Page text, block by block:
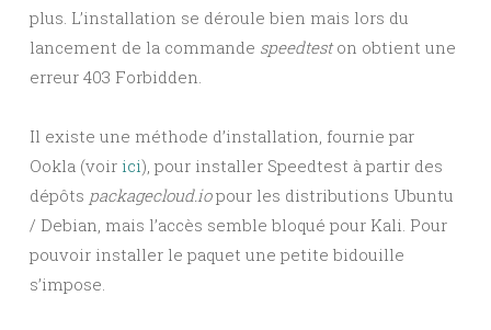
plus. L’installation se déroule bien mais lors du
lancement de la commande speedteston obtient une
erreur 403 Forbidden.
Il existe une méthode d’installation, fournie par
Ookla (voir ici), pour installer Speedtest à partir des
dépôts packagecloud.iopour les distributions Ubuntu
/ Debian, mais l’accès semble bloqué pour Kali. Pour
pouvoir installer le paquet une petite bidouille
s’impose.